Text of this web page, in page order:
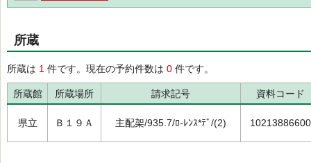
所蔵
所蔵は 1 件です。現在の予約件数は 0 件です。
所蔵館 所蔵場所 請求記号 資料コード
県立 Ｂ１９Ａ 主配架/935.7/ﾛ-ﾚﾝｽ*ﾃﾞ/(2) 10213886600